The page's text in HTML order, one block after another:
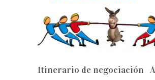
Itinerario de negociación